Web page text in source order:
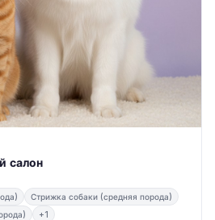
салон
Стрижка собаки (средняя порода)
+1